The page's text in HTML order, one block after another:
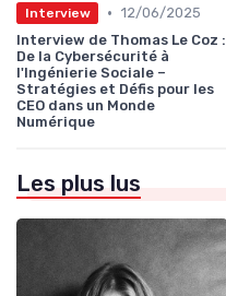
Interview • 12/06/2025
Interview de Thomas Le Coz :
De la Cybersécurité à
l'Ingénierie Sociale –
Stratégies et Défis pour les
CEO dans un Monde
Numérique
Les plus lus